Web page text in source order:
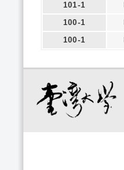
101-1
100-1
100-1